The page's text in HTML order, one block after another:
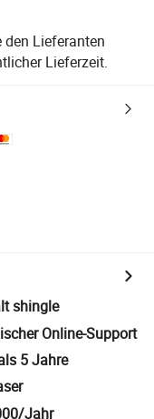
den Lieferanten
Lieferzeit.
shingle
Online-Support
5 Jahre
Jahr